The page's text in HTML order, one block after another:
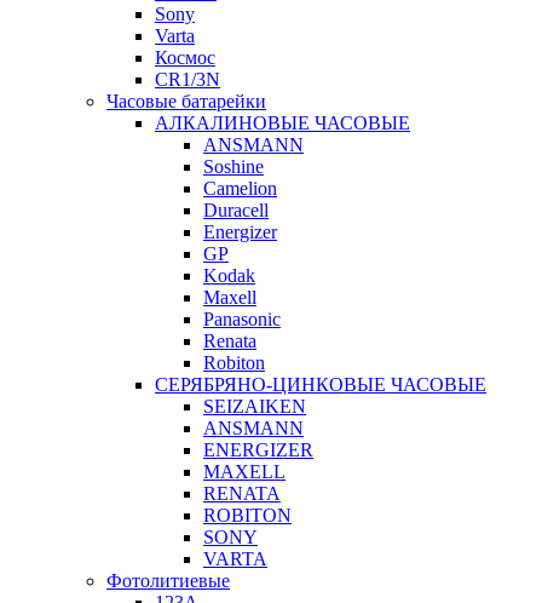
Sony
Varta
Космос
CR1/3N
Часовые батарейки
АЛКАЛИНОВЫЕ ЧАСОВЫЕ
ANSMANN
Soshine
Camelion
Duracell
Energizer
GP
Kodak
Maxell
Panasonic
Renata
Robiton
СЕРЯБРЯНО-ЦИНКОВЫЕ ЧАСОВЫЕ
SEIZAIKEN
ANSMANN
ENERGIZER
MAXELL
RENATA
ROBITON
SONY
VARTA
Фотолитиевые